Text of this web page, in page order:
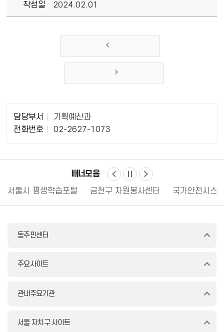
작성일
2024.02.01
당
자
보
담당부서
기획예산과
전화번호
02-2627-1073
배너모음
서울시 평생학습포털
금천구 자원봉사센터 국가안전시스
동주민센터
주요사이트
관내주요기관
서울 자치구 사이트